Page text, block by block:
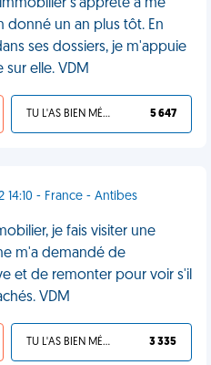
s'apprête à me
donné un an plus tôt. En
ses dossiers, je m'appuie
elle. VDM
TU L'AS BIEN MÉRITÉ 5 647
14:10 - France - Antibes
je fais visiter une
m'a demandé de
et de remonter pour voir s'il
VDM
TU L'AS BIEN MÉRITÉ 3 335